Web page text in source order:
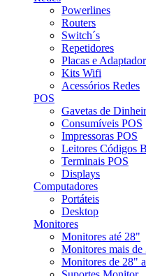
Powerlines
Routers
Switch´s
Repetidores
Placas e
Kits Wifi
Acessórios Redes
POS
Gavetas de
Consumíveis POS
Impressoras POS
Leitores Códigos
Terminais POS
Displays
Computadores
Portáteis
Desktop
Monitores
Monitores até 28"
Monitores mais de
Monitores de 28"